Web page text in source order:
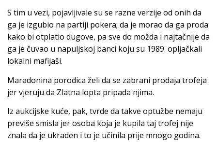
S tim u vezi, pojavljivale su se razne verzije od onih da
ga je izgubio na partiji pokera; da je morao da ga proda
kako bi otplatio dugove, pa sve do možda i najtačnije da
ga je čuvao u napuljskoj banci koju su 1989. opljačkali
lokalni mafijaši.
Maradonina porodica želi da se zabrani prodaja trofeja
jer vjeruju da Zlatna lopta pripada njima.
Iz aukcijske kuće, pak, tvrde da takve optužbe nemaju
previše smisla jer osoba koja je kupila taj trofej nije
znala da je ukraden i to je učinila prije mnogo godina.